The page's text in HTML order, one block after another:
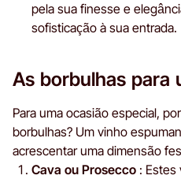
pela sua finesse e
sofisticação à sua entrada.
As borbulhas para
Para uma ocasião especial,
borbulhas? Um vinho
acrescentar uma dimensão
Cava ou Prosecco :